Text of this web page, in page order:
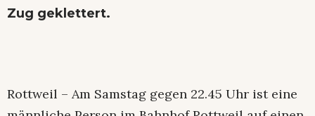
Zug geklettert.
Rottweil – Am Samstag gegen 22.45 Uhr ist eine